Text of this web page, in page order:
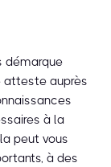
démarque
atteste auprès
à la
peut vous
à des